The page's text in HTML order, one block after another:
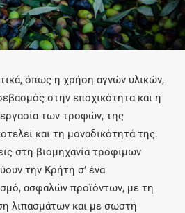
όπως η χρήση αγνών υλικών,
στην εποχικότητα και η
των τροφών, της
και τη μοναδικότητά της.
στη βιομηχανία τροφίμων
την Κρήτη σ’ ένα
ασφαλών προϊόντων, με τη
λιπασμάτων και με σωστή